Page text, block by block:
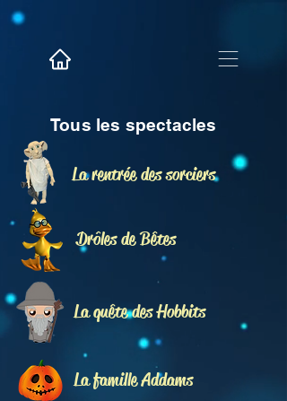
Tous les spectacles
La rentrée des sorciers
Drôles de Bêtes
La quête des Hobbits
La famille Addams